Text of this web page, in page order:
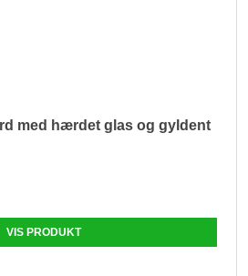
med hærdet glas og gyldent
VIS PRODUKT